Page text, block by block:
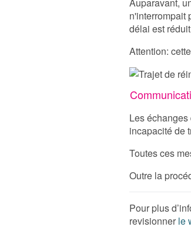
n'interrompait
délai est
Attention:
Les échanges
incapacité de
Toutes ces
Outre la
Pour plus
revisionner le